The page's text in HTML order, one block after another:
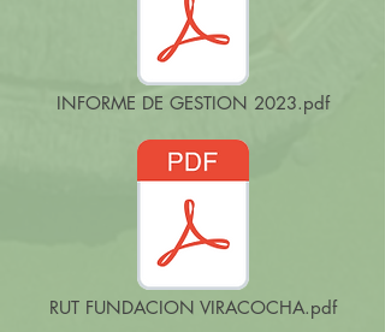
INFORME DE GESTION 2023.pdf
RUT FUNDACION VIRACOCHA.pdf